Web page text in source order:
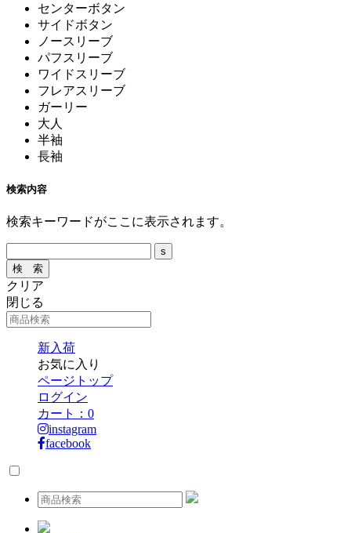
センターボタン
サイドボタン
ノースリーブ
パフスリーブ
ワイドスリーブ
フレアスリーブ
ガーリー
大人
半袖
長袖
検索内容
検索キーワードがここに表示されます。
クリア
閉じる
新入荷
お気に入り
ページトップ
ログイン
カート： 0
instagram
facebook